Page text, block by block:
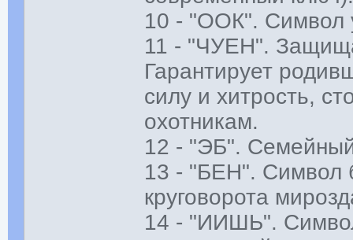
10 - "ООК". Символ
11 - "ЧУЕН".
Гарантирует
силу и хитрость,
охотникам.
12 - "ЭБ".
13 - "БЕН". Символ
круговорота
14 - "ИИШЬ".